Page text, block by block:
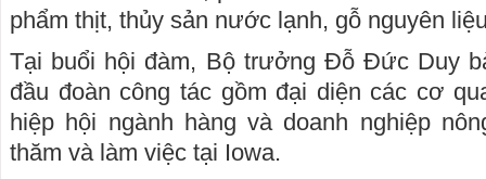
phẩm thịt, thủy sản nước lạnh, gỗ nguyên
Tại buổi hội đàm, Bộ trưởng Đỗ Đức Duy
đầu đoàn công tác gồm đại diện các cơ
hiệp hội ngành hàng và doanh nghiệp
thăm và làm việc tại Iowa.